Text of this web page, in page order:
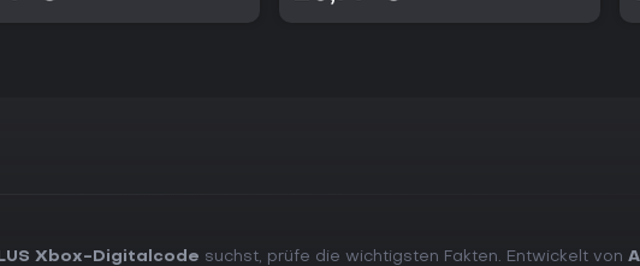
Xbox-Digitalcode suchst, prüfe die wichtigsten Fakten. Entwickelt von